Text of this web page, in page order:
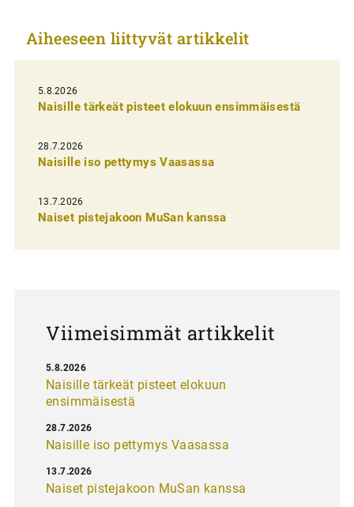
k
e
l
i
e
n
e
Aiheeseen liittyvät artikkelit
5.8.2026
Naisille tärkeät pisteet elokuun ensimmäisestä
28.7.2026
Naisille iso pettymys Vaasassa
13.7.2026
Naiset pistejakoon MuSan kanssa
Viimeisimmät artikkelit
Naisille tärkeät pisteet elokuun
ensimmäisestä
5.8.2026
Naisille iso pettymys Vaasassa
28.7.2026
Naiset pistejakoon MuSan kanssa
13.7.2026